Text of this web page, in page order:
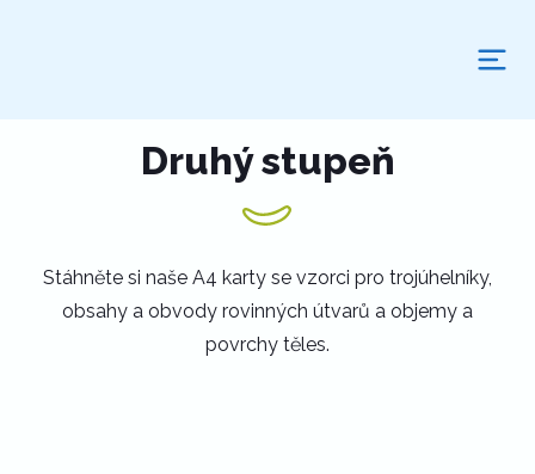
Druhý stupeň
Stáhněte si naše A4 karty se vzorci pro trojúhelníky,
obsahy a obvody rovinných útvarů a objemy a
povrchy těles.